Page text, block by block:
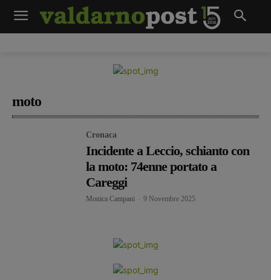
moto
Cronaca
Incidente a Leccio, schianto con
la moto: 74enne portato a
Careggi
Monica Campani 9 Novembre 2025